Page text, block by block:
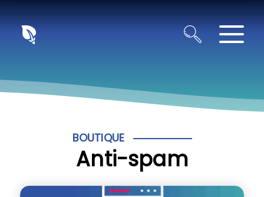
BOUTIQUE
Anti-spam
Panneau de gestion des cookies